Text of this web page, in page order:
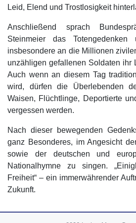
Leid, Elend und Trostlosigkeit
Anschließend sprach
Steinmeier das
insbesondere an die Millionen
unzähligen gefallenen Soldaten ihr
Auch wenn an diesem Tag
wird, dürfen die Überlebenden
Waisen, Flüchtlinge, Deportierte
vergessen werden.
Nach dieser bewegenden
ganz Besonderes, im Angesicht
sowie der deutschen und
Nationalhymne zu singen.
Freiheit“ – ein immerwährender
Zukunft.